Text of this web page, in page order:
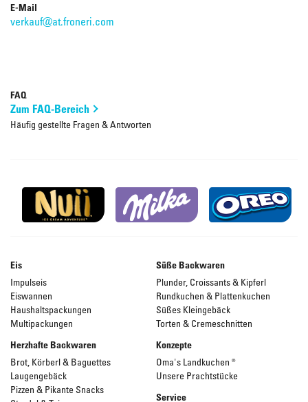
E-Mail
verkauf@at.froneri.com
FAQ
Zum FAQ-Bereich
Häufig gestellte Fragen & Antworten
Eis
Impulseis
Eiswannen
Haushaltspackungen
Multipackungen
Süße Backwaren
Plunder, Croissants & Kipferl
Rundkuchen & Plattenkuchen
Süßes Kleingebäck
Torten & Cremeschnitten
Herzhafte Backwaren
Brot, Körberl & Baguettes
Laugengebäck
Pizzen & Pikante Snacks
Konzepte
Oma's Landkuchen ®
Unsere Prachtstücke
Service